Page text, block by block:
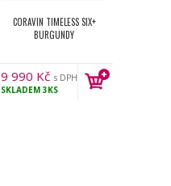
CORAVIN TIMELESS SIX+
BURGUNDY
9 990 Kč s DPH
SKLADEM3KS